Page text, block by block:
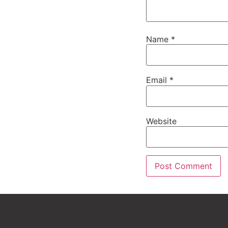
Name *
Email *
Website